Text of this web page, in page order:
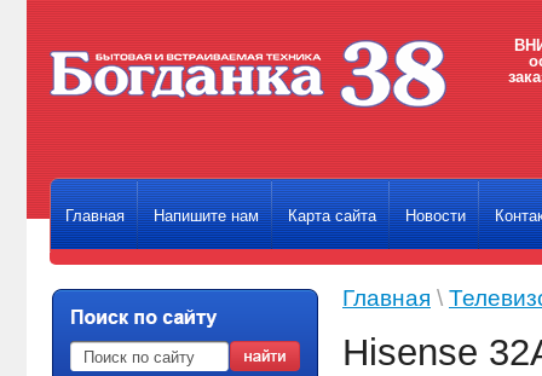
Главная Напишите нам Карта сайта Новости
Главная \
Hisense